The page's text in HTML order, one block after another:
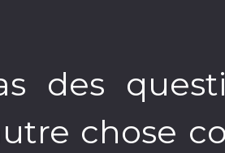
des
chose